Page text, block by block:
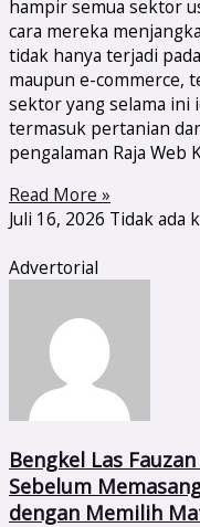
hampir semua sektor
cara mereka
tidak hanya terjadi
maupun e-commerce,
sektor yang selama ini
termasuk pertanian
pengalaman Raja Web
Read More »
Juli 16, 2026 Tidak ada
Advertorial
Bengkel Las
Sebelum
dengan Memilih